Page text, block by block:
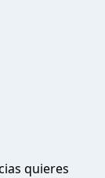
quieres